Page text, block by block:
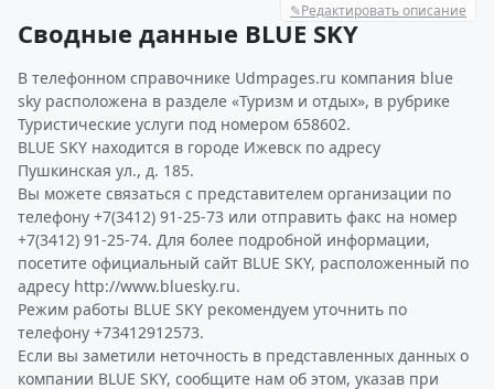
✎Редактировать описание
Сводные данные BLUE SKY
В телефонном справочнике Udmpages.ru компания blue
sky расположена в разделе «Туризм и отдых», в рубрике
Туристические услуги под номером 658602.
BLUE SKY находится в городе Ижевск по адресу
Пушкинская ул., д. 185.
Вы можете связаться с представителем организации по
телефону +7(3412) 91-25-73 или отправить факс на номер
+7(3412) 91-25-74. Для более подробной информации,
посетите официальный сайт BLUE SKY, расположенный по
адресу http://www.bluesky.ru.
Режим работы BLUE SKY рекомендуем уточнить по
телефону +73412912573.
Если вы заметили неточность в представленных данных о
компании BLUE SKY, сообщите нам об этом, указав при